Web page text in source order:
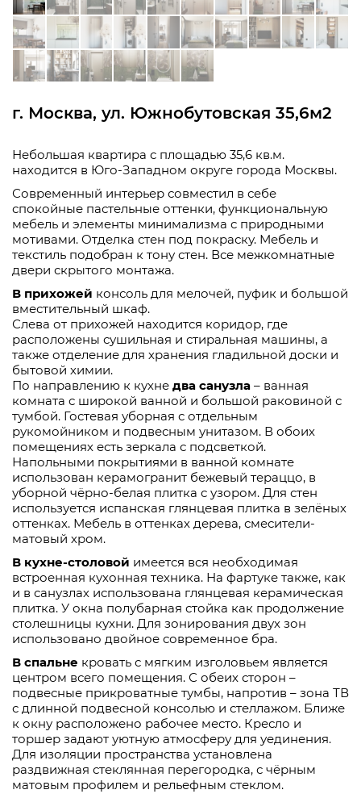
г. Москва, ул. Южнобутовская 35,6м2
Небольшая квартира с площадью 35,6 кв.м.
находится в Юго-Западном округе города Москвы.
Современный интерьер совместил в себе
спокойные пастельные оттенки, функциональную
мебель и элементы минимализма с природными
мотивами. Отделка стен под покраску. Мебель и
текстиль подобран к тону стен. Все межкомнатные
двери скрытого монтажа.
В прихожей консоль для мелочей, пуфик и большой
вместительный шкаф.
Слева от прихожей находится коридор, где
расположены сушильная и стиральная машины, а
также отделение для хранения гладильной доски и
бытовой химии.
По направлению к кухне два санузла – ванная
комната с широкой ванной и большой раковиной с
тумбой. Гостевая уборная с отдельным
рукомойником и подвесным унитазом. В обоих
помещениях есть зеркала с подсветкой.
Напольными покрытиями в ванной комнате
использован керамогранит бежевый тераццо, в
уборной чёрно-белая плитка с узором. Для стен
используется испанская глянцевая плитка в зелёных
оттенках. Мебель в оттенках дерева, смесители-
матовый хром.
В кухне-столовой имеется вся необходимая
встроенная кухонная техника. На фартуке также, как
и в санузлах использована глянцевая керамическая
плитка. У окна полубарная стойка как продолжение
столешницы кухни. Для зонирования двух зон
использовано двойное современное бра.
В спальне кровать с мягким изголовьем является
центром всего помещения. С обеих сторон –
подвесные прикроватные тумбы, напротив – зона ТВ
с длинной подвесной консолью и стеллажом. Ближе
к окну расположено рабочее место. Кресло и
торшер задают уютную атмосферу для уединения.
Для изоляции пространства установлена
раздвижная стеклянная перегородка, с чёрным
матовым профилем и рельефным стеклом.